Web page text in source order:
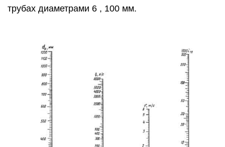
трубах диаметрами 6 , 100 мм.